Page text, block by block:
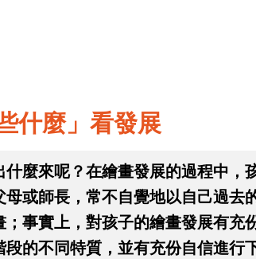
什麼」看發展
麼來呢？在繪畫發展的過程中，
或師長，常不自覺地以自己過去
事實上，對孩子的繪畫發展有充
的不同特質，並有充份自信進行